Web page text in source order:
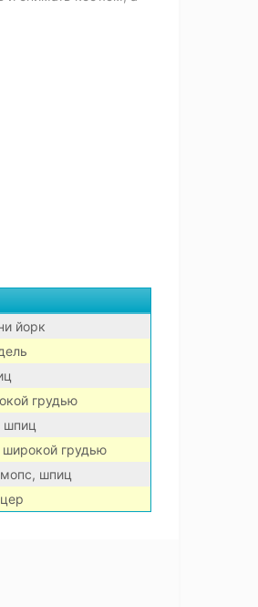
йорк
грудью
шпиц
широкой грудью
мопс, шпиц